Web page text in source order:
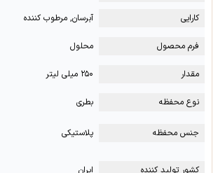
کارایی
آبرسان, مرطوب کننده
فرم محصول محلول
مقدار ۲۵۰ میلی لیتر
نوع محفظه بطری
جنس محفظه پلاستیکی
کشور تولید کننده ایران